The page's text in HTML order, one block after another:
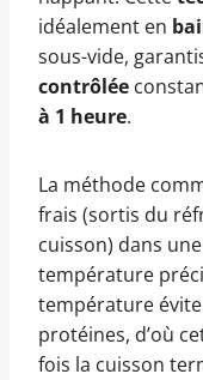
idéalement en
sous-vide,
contrôlée
à 1 heure.
La méthode
frais (sortis du
cuisson) dans
température
température
protéines, d’où
fois la cuisson